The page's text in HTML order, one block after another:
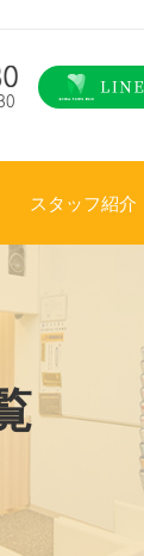
スタッフ紹介